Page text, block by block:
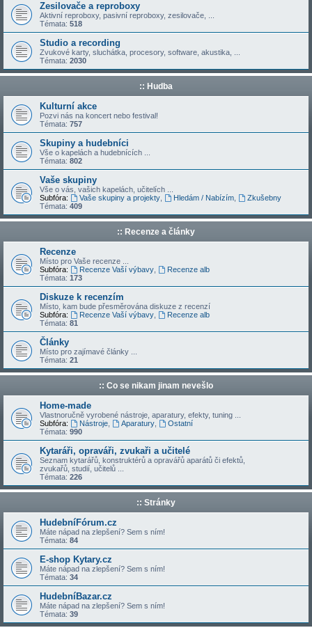
Zesilovače a reproboxy
Aktivní reproboxy, pasivní reproboxy, zesilovače, ...
Témata: 518
Studio a recording
Zvukové karty, sluchátka, procesory, software, akustika, ...
Témata: 2030
:: Hudba
Kulturní akce
Pozvi nás na koncert nebo festival!
Témata: 757
Skupiny a hudebníci
Vše o kapelách a hudebnících ...
Témata: 802
Vaše skupiny
Vše o vás, vašich kapelách, učitelích ...
Subfóra:
Vaše skupiny a projekty, Hledám / Nabízím,
Zkušebny
Témata: 409
:: Recenze a články
Recenze
Místo pro Vaše recenze ...
Subfóra:
Recenze Vaší výbavy,
Recenze alb
Témata: 173
Diskuze k recenzím
Místo, kam bude přesměrována diskuze z recenzí
Subfóra:
Recenze Vaší výbavy,
Recenze alb
Témata: 81
Články
Místo pro zajímavé články ...
Témata: 21
:: Co se nikam jinam nevešlo
Home-made
Vlastnoručně vyrobené nástroje, aparatury, efekty, tuning ...
Subfóra:
Nástroje, Aparatury,
Ostatní
Témata: 990
Kytaráři, opraváři, zvukaři a učitelé
Seznam kytarářů, konstruktérů a opravářů aparátů či efektů,
zvukařů, studií, učitelů ...
Témata: 226
:: Stránky
HudebníFórum.cz
Máte nápad na zlepšení? Sem s ním!
Témata: 84
E-shop Kytary.cz
Máte nápad na zlepšení? Sem s ním!
Témata: 34
HudebníBazar.cz
Máte nápad na zlepšení? Sem s ním!
Témata: 39